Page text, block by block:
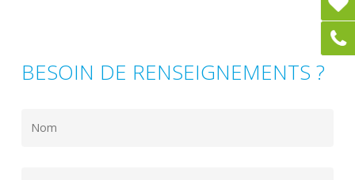
BESOIN DE RENSEIGNEMENTS ?